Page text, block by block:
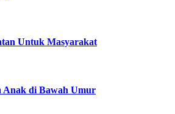
Untuk Masyarakat
Anak di Bawah Umur